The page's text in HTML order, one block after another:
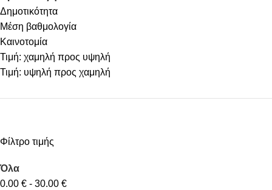
Δημοτικότητα
Μέση βαθμολογία
Καινοτομία
Τιμή: χαμηλή προς υψηλή
Τιμή: υψηλή προς χαμηλή
Φίλτρο τιμής
Όλα
0.00 € - 30.00 €